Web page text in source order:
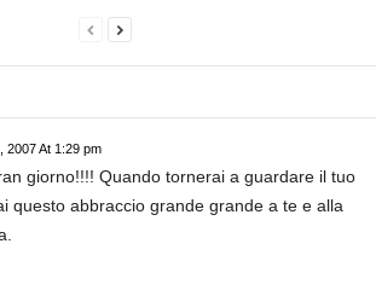
2007 At 1:29 pm
giorno!!!! Quando tornerai a guardare il tuo
questo abbraccio grande grande a te e alla